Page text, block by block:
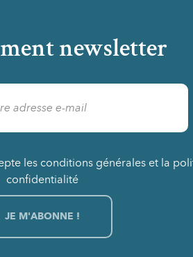
newsletter
les conditions générales et la
confidentialité